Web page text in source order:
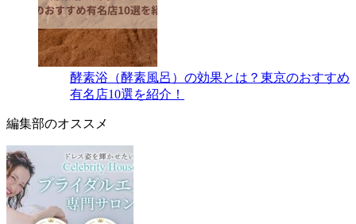
酵素浴（酵素風呂）の効果とは？東京のおすすめ
有名店10選を紹介！
編集部のオススメ